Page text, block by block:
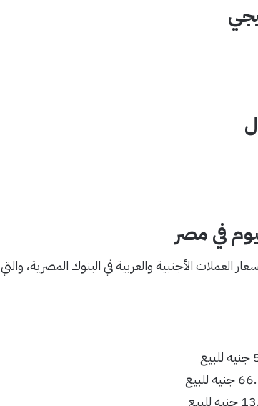
في مصر
العملات الأجنبية والعربية في البنوك المصرية، والتي